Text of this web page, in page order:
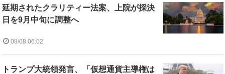
延期されたクラリティー法案、上院が採決
日を9月中旬に調整へ
08/08 06:02
トランプ大統領発言、「仮想通貨主導権は